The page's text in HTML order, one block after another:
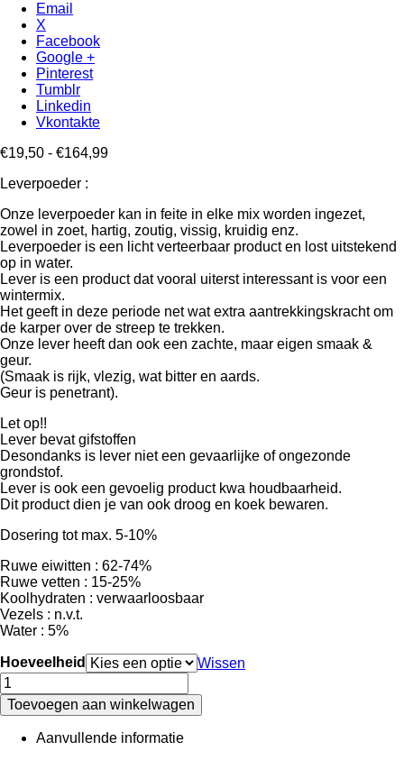
Email
X
Facebook
Google +
Pinterest
Tumblr
Linkedin
Vkontakte
€19,50 - €164,99Prijsklasse:
Leverpoeder :
Onze leverpoeder kan in feite in elke mix worden ingezet,
zowel in zoet, hartig, zoutig, vissig, kruidig enz.
Leverpoeder is een licht verteerbaar product en lost uitstekend
op in water.
Lever is een product dat vooral uiterst interessant is voor een
wintermix.
Het geeft in deze periode net wat extra aantrekkingskracht om
de karper over de streep te trekken.
Onze lever heeft dan ook een zachte, maar eigen smaak &
geur.
(Smaak is rijk, vlezig, wat bitter en aards.
Geur is penetrant).
Let op!!
Lever bevat gifstoffen
Desondanks is lever niet een gevaarlijke of ongezonde
grondstof.
Lever is ook een gevoelig product kwa houdbaarheid.
Dit product dien je van ook droog en koek bewaren.
Dosering tot max. 5-10%
Ruwe eiwitten : 62-74%
Ruwe vetten : 15-25%
Koolhydraten : verwaarloosbaar
Vezels : n.v.t.
Water : 5%
Hoeveelheid
Wissen
Leverpoeder
aantal
Toevoegen aan winkelwagen
Aanvullende informatie